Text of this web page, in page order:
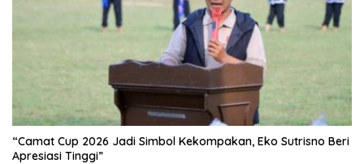
“Camat Cup 2026 Jadi Simbol Kekompakan, Eko Sutrisno Beri
Apresiasi Tinggi”